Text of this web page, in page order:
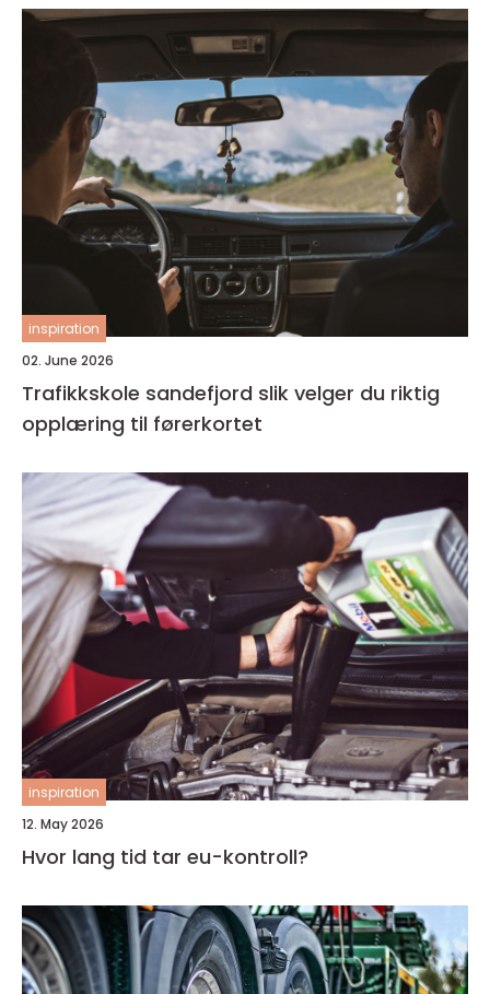
inspiration
02. June 2026
Trafikkskole sandefjord slik velger du riktig
opplæring til førerkortet
inspiration
12. May 2026
Hvor lang tid tar eu-kontroll?